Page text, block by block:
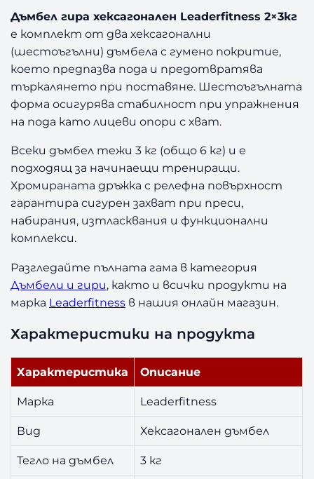
к
с
а
г
о
н
е
×
3
к
г
Дъмбел гира хексагонален Leaderfitness 2×3кг
е комплект от два хексагонални
(шестоъгълни) дъмбела с гумено покритие,
което предпазва пода и предотвратява
търкалянето при поставяне. Шестоъгълната
форма осигурява стабилност при упражнения
на пода като лицеви опори с хват.
Всеки дъмбел тежи 3 кг (общо 6 кг) и е
подходящ за начинаещи трениращи.
Хромираната дръжка с релефна повърхност
гарантира сигурен захват при преси,
набирания, изтласквания и функционални
комплекси.
Разгледайте пълната гама в категория
Дъмбели и гири, както и всички продукти на
марка Leaderfitness в нашия онлайн магазин.
Характеристики на продукта
Характеристика Описание
Марка Leaderfitness
Вид Хексагонален дъмбел
Тегло на дъмбел 3 кг